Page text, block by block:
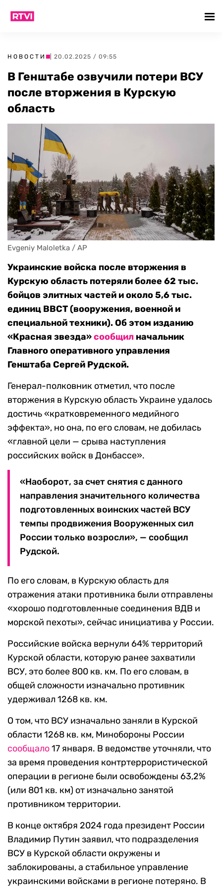
НОВОСТИ | 20.02.2025 / 09:55
В Генштабе озвучили потери ВСУ
после вторжения в Курскую
область
Evgeniy Maloletka / AP
Украинские войска после вторжения в
Курскую область потеряли более 62 тыс.
бойцов элитных частей и около 5,6 тыс.
единиц ВВСТ (вооружения, военной и
специальной техники). Об этом изданию
«Красная звезда»сообщил начальник
Главного оперативного управления
Генштаба Сергей Рудской.
Генерал-полковник отметил, что после
вторжения в Курскую область Украине удалось
достичь «кратковременного медийного
эффекта», но она, по его словам, не добилась
«главной цели — срыва наступления
российских войск в Донбассе».
«Наоборот, за счет снятия с данного
направления значительного количества
подготовленных воинских частей ВСУ
темпы продвижения Вооруженных сил
России только возросли», — сообщил
Рудской.
По его словам, в Курскую область для
отражения атаки противника были отправлены
«хорошо подготовленные соединения ВДВ и
морской пехоты», сейчас инициатива у России.
Российские войска вернули 64% территорий
Курской области, которую ранее захватили
ВСУ, это более 800 кв. км. По его словам, в
общей сложности изначально противник
удерживал 1268 кв. км.
О том, что ВСУ изначально заняли в Курской
области 1268 кв. км, Минобороны России
сообщало17 января. В ведомстве уточняли, что
за время проведения контртеррористической
операции в регионе были освобождены 63,2%
(или 801 кв. км) от изначально занятой
противником территории.
В конце октября 2024 года президент России
Владимир Путин заявил, что подразделения
ВСУ в Курской области окружены и
заблокированы, а стабильное управление
украинскими войсками в регионе потеряно. В